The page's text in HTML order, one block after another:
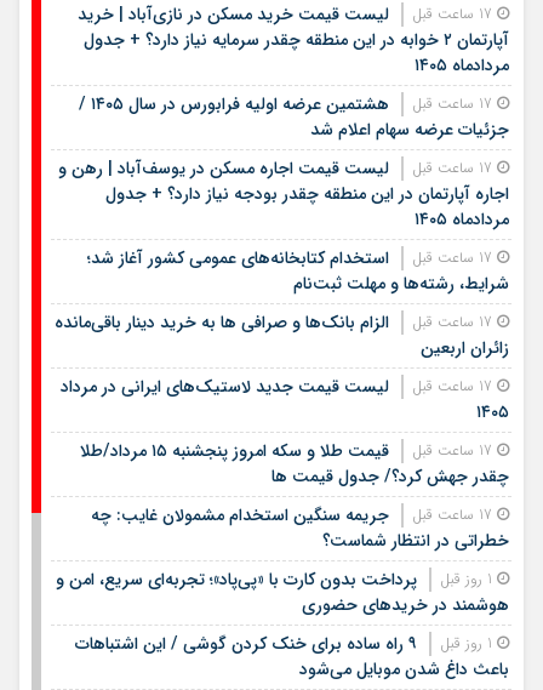
لیست قیمت خرید مسکن در نازی‌آباد | خرید
آپارتمان ۲ خوابه در این منطقه چقدر سرمایه نیاز دارد؟ + جدول
مردادماه ۱۴۰۵
هشتمین عرضه اولیه فرابورس در سال ۱۴۰۵ /
جزئیات عرضه سهام اعلام شد
لیست قیمت اجاره مسکن در یوسف‌آباد | رهن و
اجاره آپارتمان در این منطقه چقدر بودجه نیاز دارد؟ + جدول
مردادماه ۱۴۰۵
استخدام کتابخانه‌های عمومی کشور آغاز شد؛
شرایط، رشته‌ها و مهلت ثبت‌نام
الزام بانک‌ها و صرافی ها به خرید دینار باقی‌مانده
زائران اربعین
لیست قیمت جدید لاستیک‌های ایرانی در مرداد
۱۴۰۵
قیمت طلا و سکه امروز پنجشنبه ۱۵ مرداد/طلا
چقدر جهش کرد؟/ جدول قیمت ها
جریمه سنگین استخدام مشمولان غایب: چه
خطراتی در انتظار شماست؟
پرداخت بدون کارت با «پی‌پاد»؛ تجربه‌ای سریع، امن و
هوشمند در خریدهای حضوری
۹ راه ساده برای خنک کردن گوشی / این اشتباهات
باعث داغ شدن موبایل می‌شود